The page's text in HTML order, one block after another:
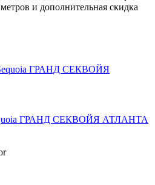
и дополнительная скидка
ГРАНД СЕКВОЙЯ АТЛАНТА